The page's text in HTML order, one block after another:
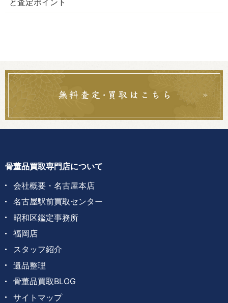
骨董品買取専門店について
会社概要・名古屋本店
名古屋駅前買取センター
昭和区鑑定事務所
福岡店
スタッフ紹介
遺品整理
骨董品買取BLOG
サイトマップ